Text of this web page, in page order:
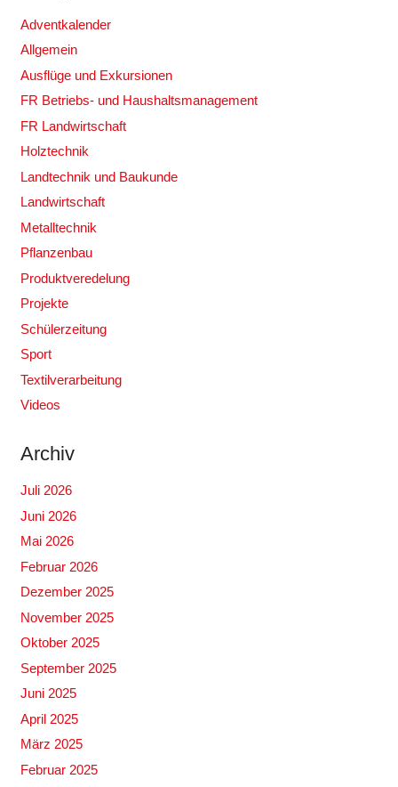
Adventkalender
Allgemein
Ausflüge und Exkursionen
FR Betriebs- und Haushaltsmanagement
FR Landwirtschaft
Holztechnik
Landtechnik und Baukunde
Landwirtschaft
Metalltechnik
Pflanzenbau
Produktveredelung
Projekte
Schülerzeitung
Sport
Textilverarbeitung
Videos
Archiv
Juli 2026
Juni 2026
Mai 2026
Februar 2026
Dezember 2025
November 2025
Oktober 2025
September 2025
Juni 2025
April 2025
März 2025
Februar 2025